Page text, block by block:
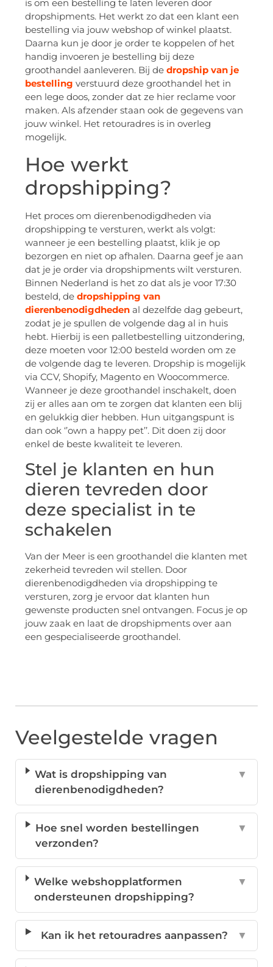
is om een bestelling te laten leveren door
dropshipments. Het werkt zo dat een klant een
bestelling via jouw webshop of winkel plaatst.
Daarna kun je door je order te koppelen of het
handig invoeren je bestelling bij deze
groothandel aanleveren. Bij de dropship van je
bestelling verstuurd deze groothandel het in
een lege doos, zonder dat ze hier reclame voor
maken. Als afzender staan ook de gegevens van
jouw winkel. Het retouradres is in overleg
mogelijk.
Hoe werkt
dropshipping?
Het proces om dierenbenodigdheden via
dropshipping te versturen, werkt als volgt:
wanneer je een bestelling plaatst, klik je op
bezorgen en niet op afhalen. Daarna geef je aan
dat je je order via dropshipments wilt versturen.
Binnen Nederland is het zo dat als je voor 17:30
besteld, de dropshipping van
dierenbenodigdheden al dezelfde dag gebeurt,
zodat je je spullen de volgende dag al in huis
hebt. Hierbij is een palletbestelling uitzondering,
deze moeten voor 12:00 besteld worden om ze
de volgende dag te leveren. Dropship is mogelijk
via CCV, Shopify, Magento en Woocommerce.
Wanneer je deze groothandel inschakelt, doen
zij er alles aan om te zorgen dat klanten een blij
en gelukkig dier hebben. Hun uitgangspunt is
dan ook ‘’own a happy pet’’. Dit doen zij door
enkel de beste kwaliteit te leveren.
Stel je klanten en hun
dieren tevreden door
deze specialist in te
schakelen
Van der Meer is een groothandel die klanten met
zekerheid tevreden wil stellen. Door
dierenbenodigdheden via dropshipping te
versturen, zorg je ervoor dat klanten hun
gewenste producten snel ontvangen. Focus je op
jouw zaak en laat de dropshipments over aan
een gespecialiseerde groothandel.
Veelgestelde vragen
Wat is dropshipping van
dierenbenodigdheden?
▼
Hoe snel worden bestellingen
verzonden?
▼
Welke webshopplatformen
ondersteunen dropshipping?
▼
Kan ik het retouradres aanpassen? ▼